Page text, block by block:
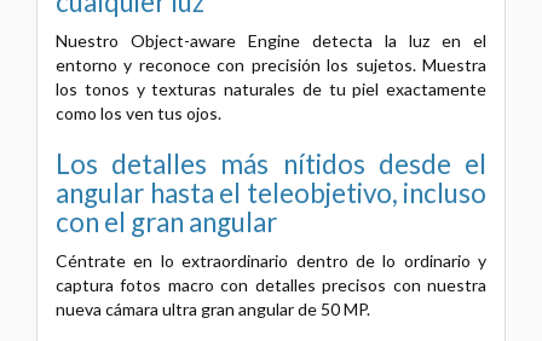
Nuestro Object-aware Engine detecta la luz en el
entorno y reconoce con precisión los sujetos. Muestra
los tonos y texturas naturales de tu piel exactamente
como los ven tus ojos.
Los detalles más nítidos desde el
angular hasta el teleobjetivo, incluso
con el gran angular
Céntrate en lo extraordinario dentro de lo ordinario y
captura fotos macro con detalles precisos con nuestra
nueva cámara ultra gran angular de 50 MP.